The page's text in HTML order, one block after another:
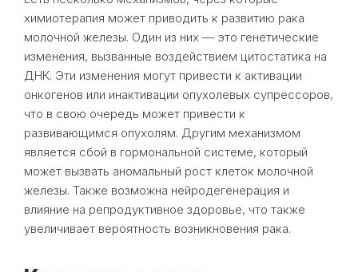
химиотерапия может приводить к развитию рака
молочной железы. Один из них — это генетические
изменения, вызванные воздействием цитостатика на
ДНК. Эти изменения могут привести к активации
онкогенов или инактивации опухолевых супрессоров,
что в свою очередь может привести к
развивающимся опухолям. Другим механизмом
является сбой в гормональной системе, который
может вызвать аномальный рост клеток молочной
железы. Также возможна нейродегенерация и
влияние на репродуктивное здоровье, что также
увеличивает вероятность возникновения рака.